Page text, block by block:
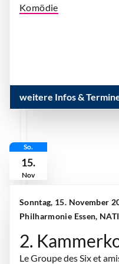
Komödie
weitere Infos &
So.
15.
Nov
Sonntag, 15. November
Philharmonie Essen,
2.
Le Groupe des Six et